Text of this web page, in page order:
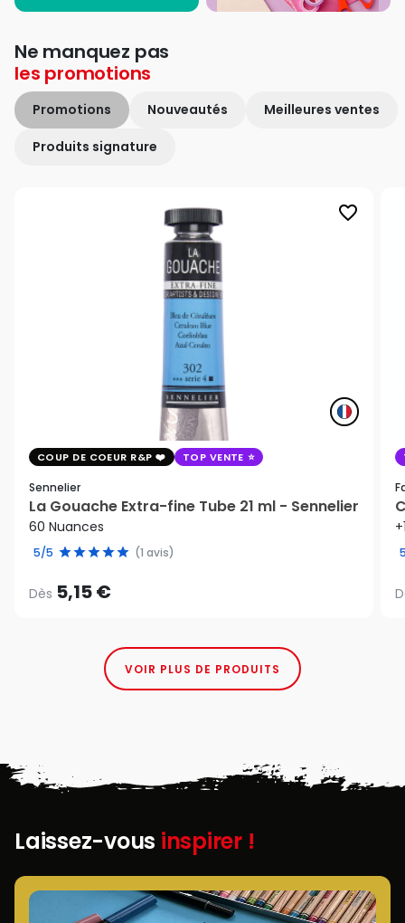
Ne manquez pas
les promotions
Promotions Nouveautés Meilleures ventes
Produits signature
favorite_border
COUP DE COEUR R&P TOP VENTE
Sennelier
La Gouache Extra-fine Tube 21 ml - Sennelier
60 Nuances
5/5 (1 avis)
Dès 5,15 €
VOIR PLUS DE PRODUITS
Laissez-vous inspirer !